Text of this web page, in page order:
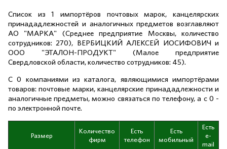
Список из 1 импортёров почтовых марок, канцелярских
принададлежностей и аналогичных предметов возглавляют
АО "МАРКА" (Среднее предприятие Москвы, количество
сотрудников: 270), ВЕРБИЦКИЙ АЛЕКСЕЙ ИОСИФОВИЧ и
ООО "ЭТАЛОН-ПРОДУКТ" (Малое предприятие
Свердловской области, количество сотрудников: 45).
С 0 компаниями из каталога, являющимися импортёрами
товаров: почтовые марки, канцелярские принададлежности и
аналогичные предметы, можно связаться по телефону, а с 0 -
по электронной почте.
Размер
Количество
фирм
Есть
телефон
Есть
мобильный
Есть
e-
mail